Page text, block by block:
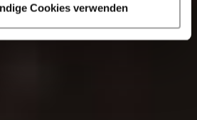
Cookies verwenden